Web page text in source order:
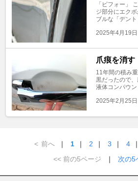
「ビフォー」
ジ部分にエクボ
ブルな「デン
2025年4月19日
爪痕を消す
11年間の積み
黒だったので、
液体コンパウ
2025年2月25日
< 前へ ｜ 1 ｜ 2 ｜ 3 ｜ 4 ｜
<< 前の5ページ
｜ 次の5